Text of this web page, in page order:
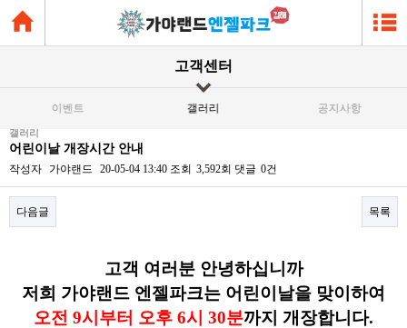
고객센터
이벤트 갤러리 공지사항
갤러리
어린이날 개장시간 안내
작성자 가야랜드 20-05-04 13:40 조회 3,592회 댓글 0건
다음글 목록
고객 여러분 안녕하십니까
저희 가야랜드 엔젤파크는 어린이날을 맞이하여
오전 9시부터 오후 6시 30분까지 개장합니다.